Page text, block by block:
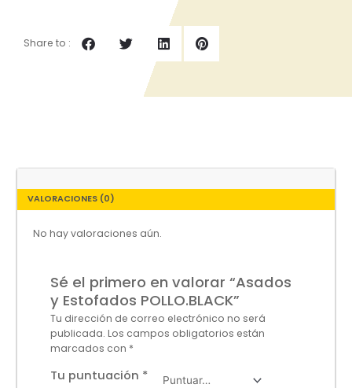
Share to :
VALORACIONES (0)
No hay valoraciones aún.
Sé el primero en valorar “Asados
y Estofados POLLO.BLACK”
Tu dirección de correo electrónico no será
publicada. Los campos obligatorios están
marcados con *
Tu puntuación *